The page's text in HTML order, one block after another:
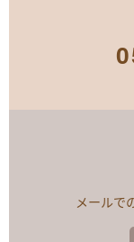
メールで